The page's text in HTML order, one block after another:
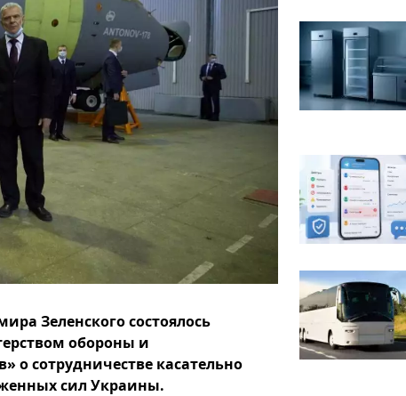
Зеленского состоялось
обороны и
о сотрудничестве касательно
сил Украины.